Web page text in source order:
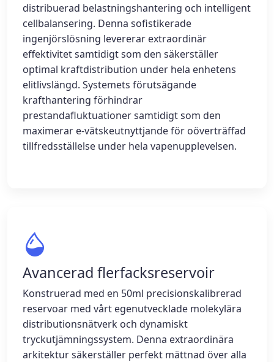
distribuerad belastningshantering och intelligent
cellbalansering. Denna sofistikerade
ingenjörslösning levererar extraordinär
effektivitet samtidigt som den säkerställer
optimal kraftdistribution under hela enhetens
elitlivslängd. Systemets förutsägande
krafthantering förhindrar
prestandafluktuationer samtidigt som den
maximerar e-vätskeutnyttjande för oöverträffad
tillfredsställelse under hela vapenupplevelsen.
Avancerad flerfacksreservoir
Konstruerad med en 50ml precisionskalibrerad
reservoar med vårt egenutvecklade molekylära
distributionsnätverk och dynamiskt
tryckutjämningssystem. Denna extraordinära
arkitektur säkerställer perfekt mättnad över alla